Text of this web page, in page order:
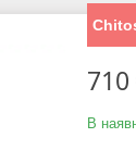
710
В